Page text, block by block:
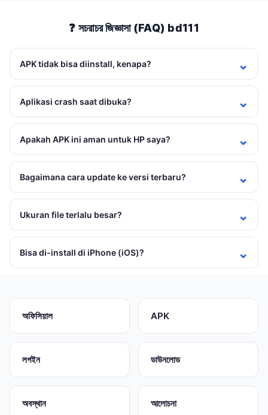
❓ সচরাচর জিজ্ঞাসা (FAQ) bd111
APK tidak bisa diinstall, kenapa?
Aplikasi crash saat dibuka?
Apakah APK ini aman untuk HP saya?
Bagaimana cara update ke versi terbaru?
Ukuran file terlalu besar?
Bisa di-install di iPhone (iOS)?
অফিসিয়াল APK
লগইন ডাউনলোড
অবস্থান আলোচনা